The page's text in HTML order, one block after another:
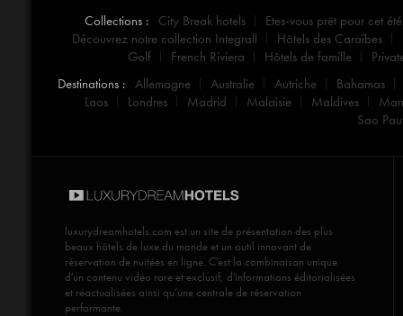
Collections : City Break hotels
Etes-vous prêt pour cet été
Découvrez notre collection Integrall
Hôtels des Caraïbes
Golf
French Riviera Hôtels de famille
Destinations : Allemagne Australie Autriche
Bahamas
Laos
Londres Madrid Malaisie Maldives
Sao
luxurydreamhotels.com est un site de présentation des plus
beaux hôtels de luxe du monde et un outil innovant de
réservation de nuitées en ligne. C'est la combinaison unique
d'un contenu vidéo rare et exclusif, d'informations éditorialisées
et réactualisées ainsi qu’une centrale de réservation
performante.